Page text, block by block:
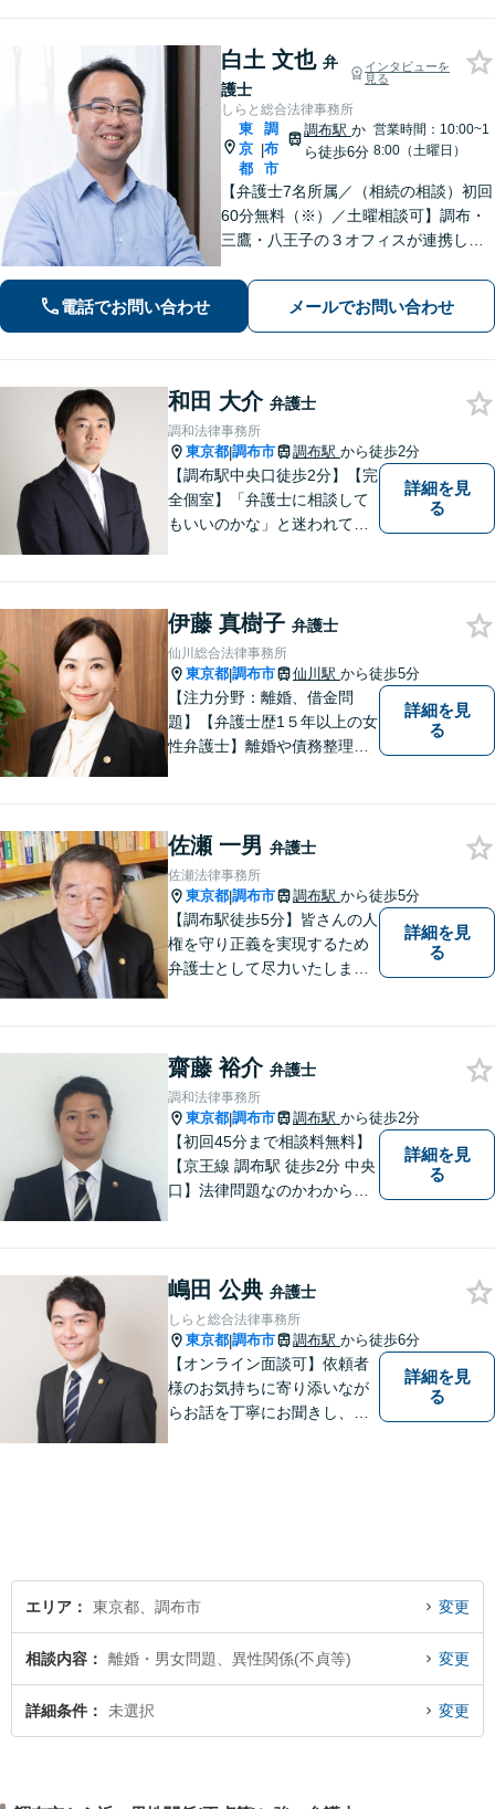
白土 文也 弁
護士
インタビューを
見る
しらと総合法律事務所
東
京
都
|
調
布
市
調布駅 か
ら徒歩6分
営業時間：10:00~1
8:00（土曜日）
【弁護士7名所属／（相続の相談）初回
60分無料（※）／土曜相談可】調布・
三鷹・八王子の３オフィスが連携して
／事業承継／中小企業法務 ※相続発
生前のご相談など有料相談の対象にな
るものもございます。
電話でお問い合わせ メールでお問い合わせ
和田 大介 弁護士
調和法律事務所
東京都|調布市 調布駅 から徒歩2分
【調布駅中央口徒歩2分】【完
全個室】「弁護士に相談して
もいいのかな」と迷われてい
安」を「安心」に変えられる
よう尽力いたします。
詳細を見
る
伊藤 真樹子 弁護士
仙川総合法律事務所
東京都|調布市 仙川駅 から徒歩5分
【注力分野：離婚、借金問
題】【弁護士歴1５年以上の女
性弁護士】離婚や債務整理
す。【仙川駅５分】
詳細を見
る
佐瀬 一男 弁護士
佐瀬法律事務所
東京都|調布市 調布駅 から徒歩5分
【調布駅徒歩5分】皆さんの人
権を守り正義を実現するため
弁護士として尽力いたしま
詳細を見
る
齋藤 裕介 弁護士
調和法律事務所
東京都|調布市 調布駅 から徒歩2分
【初回45分まで相談料無料】
【京王線 調布駅 徒歩2分 中央
口】法律問題なのかわからな
能です。 おひとりで悩まず、
まずはご相談ください。
詳細を見
る
嶋田 公典 弁護士
しらと総合法律事務所
東京都|調布市 調布駅 から徒歩6分
【オンライン面談可】依頼者
様のお気持ちに寄り添いなが
らお話を丁寧にお聞きし、分
詳細を見
る
エリア 東京都、調布市 変更
相談内容 離婚・男女問題、異性関係(不貞等) 変更
詳細条件 未選択 変更